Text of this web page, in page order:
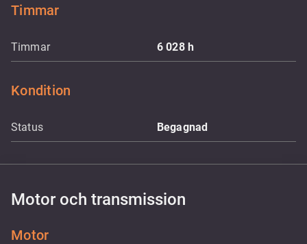
Timmar
Timmar 6 028 h
Kondition
Status Begagnad
Motor och transmission
Motor